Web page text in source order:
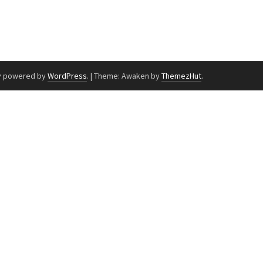
powered byWordPress. | Theme: Awaken byThemezHut.